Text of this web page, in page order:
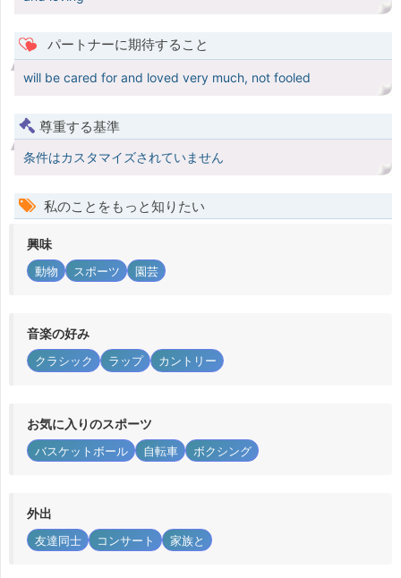
パートナーに期待すること
will be cared for and loved very much, not fooled
尊重する基準
条件はカスタマイズされていません
私のことをもっと知りたい
興味
動物 スポーツ 園芸
音楽の好み
クラシック ラップ カントリー
お気に入りのスポーツ
バスケットボール 自転車 ボクシング
外出
友達同士 コンサート 家族と